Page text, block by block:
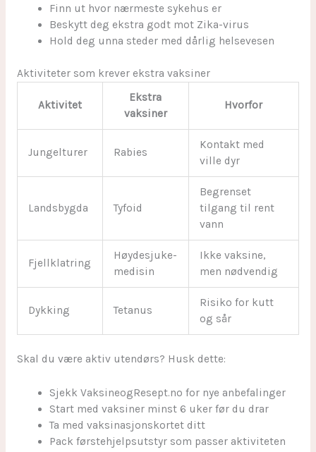
Finn ut hvor nærmeste sykehus er
Beskytt deg ekstra godt mot Zika-virus
Hold deg unna steder med dårlig helsevesen
Aktiviteter som krever ekstra vaksiner
Aktivitet
Ekstra
vaksiner
Hvorfor
Jungelturer Rabies
Kontakt med
ville dyr
Landsbygda Tyfoid
Begrenset
tilgang til rent
vann
Fjellklatring
Høydesjuke-
medisin
Ikke vaksine,
men nødvendig
Dykking Tetanus
Risiko for kutt
og sår
Skal du være aktiv utendørs? Husk dette:
Sjekk VaksineogResept.no for nye anbefalinger
Start med vaksiner minst 6 uker før du drar
Ta med vaksinasjonskortet ditt
Pack førstehjelpsutstyr som passer aktiviteten